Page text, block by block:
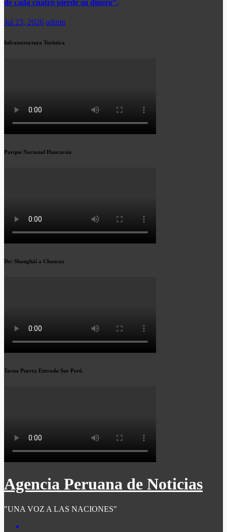
de cada cuatro pierde su dinero”.​
Jul 23, 2026 admin
Infraestructura Turística
Parque Nacional Huacarán
De: Shanghái a Chancay
Tacna Puerta Entrada Sur Perú
Agencia Peruana de Noticias
"UNA VOZ A LAS NACIONES"